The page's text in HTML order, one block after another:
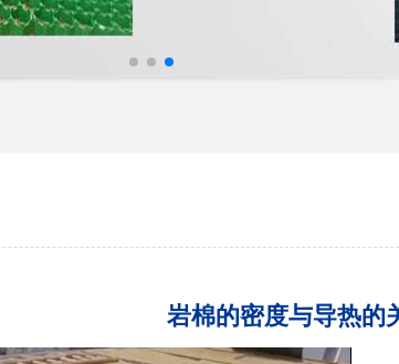
岩棉的密度与导热的